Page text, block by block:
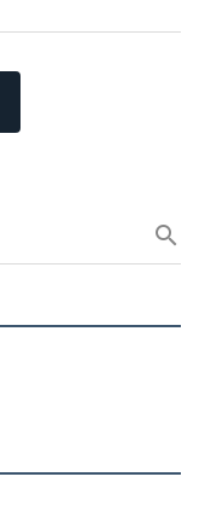
search